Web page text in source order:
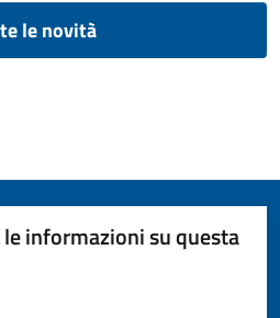
le novità
informazioni su questa